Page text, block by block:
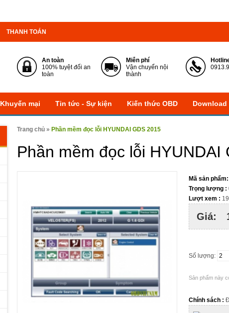
THANH TOÁN
An toàn
100% tuyệt đối an
toàn
Miễn phí
Vận chuyển nội
thành
Khuyến mại Tin tức - Sự kiện Kiến thức OBD Download
Trang chủ » Phần mềm đọc lỗi HYUNDAI GDS 2015
Phần mềm đọc lỗi HYUNDAI
Mã sản phẩm:
Trọng lượng :
Lượt xem :
Giá:
Số lượng:
Sản phẩm này
Chính sách :